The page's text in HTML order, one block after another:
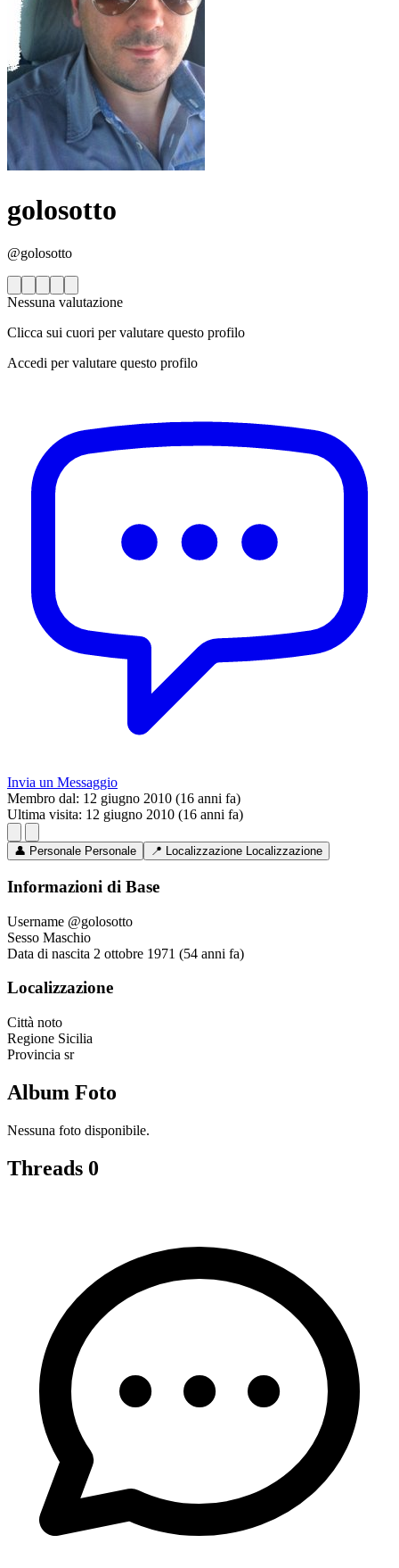
golosotto
@golosotto
Nessuna valutazione
Clicca sui cuori per valutare questo profilo
Accedi per valutare questo profilo
Invia un Messaggio
Membro dal: 12 giugno 2010 (16 anni fa)
Ultima visita: 12 giugno 2010 (16 anni fa)
👤 Personale Personale 📍 Localizzazione Localizzazione
Informazioni di Base
Username @golosotto
Sesso Maschio
Data di nascita 2 ottobre 1971 (54 anni fa)
Localizzazione
Città noto
Regione Sicilia
Provincia sr
Album Foto
Nessuna foto disponibile.
Threads 0